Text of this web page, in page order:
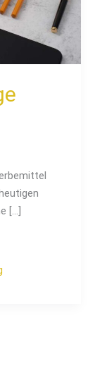
[…]